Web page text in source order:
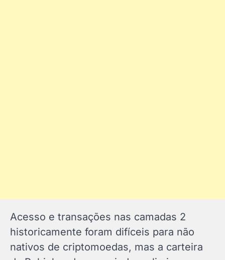
Acesso e transações nas camadas 2
historicamente foram difíceis para não
nativos de criptomoedas, mas a carteira